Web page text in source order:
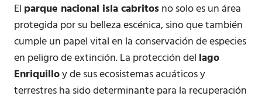
El parque nacional isla cabritosno solo es un área
protegida por su belleza escénica, sino que también
cumple un papel vital en la conservación de especies
en peligro de extinción. La protección del lago
Enriquilloy de sus ecosistemas acuáticos y
terrestres ha sido determinante para la recuperación